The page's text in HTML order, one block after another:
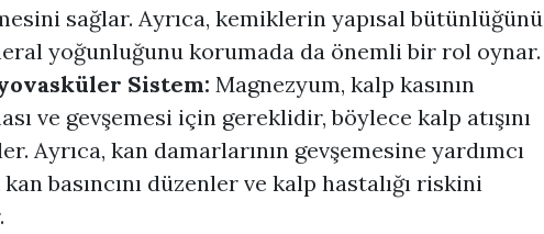
sağlar. Ayrıca, kemiklerin yapısal bütünlüğünü
yoğunluğunu korumada da önemli bir rol oynar.
Sistem: Magnezyum, kalp kasının
ve gevşemesi için gereklidir, böylece kalp atışını
Ayrıca, kan damarlarının gevşemesine yardımcı
basıncını düzenler ve kalp hastalığı riskini